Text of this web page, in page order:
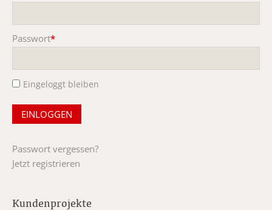
Passwort*
Eingeloggt bleiben
Passwort vergessen?
Jetzt registrieren
Kundenprojekte